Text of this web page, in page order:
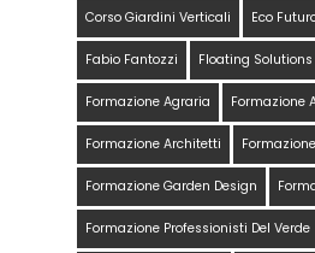
Corso Giardini Verticali Eco
Fabio Fantozzi Floating Solutions
Formazione Agraria Formazione
Formazione Architetti
Formazione Garden Design
Formazione Professionisti Del Verde